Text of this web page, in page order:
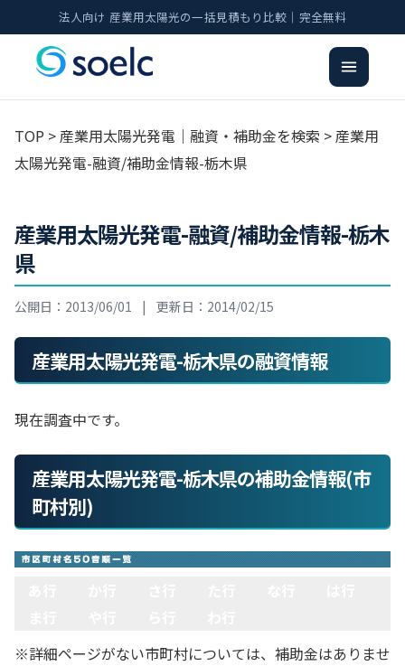
法人向け 産業用太陽光の一括見積もり比較｜完全無料
TOP >産業用太陽光発電｜融資・補助金を検索 > 産業用
太陽光発電-融資/補助金情報-栃木県
産業用太陽光発電-融資/補助金情報-栃木
県
公開日：2013/06/01 | 更新日：2014/02/15
産業用太陽光発電-栃木県の融資情報
現在調査中です。
産業用太陽光発電-栃木県の補助金情報(市
町村別)
※詳細ページがない市町村については、補助金はありませ